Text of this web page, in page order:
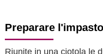
Preparare
Riunite in una ciotola le